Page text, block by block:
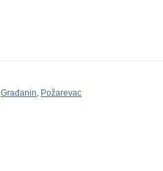
Građanin, Požarevac